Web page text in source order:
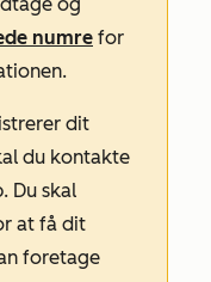
numre for
dit
du kontakte
Du skal
at få dit
foretage